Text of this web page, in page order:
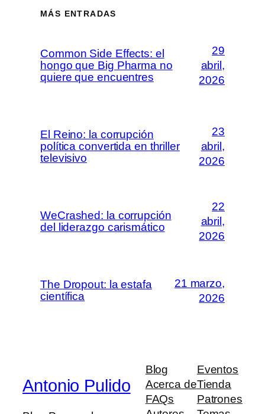
MÁS ENTRADAS
Common Side Effects: el
hongo que Big Pharma no
quiere que encuentres
29
abril,
2026
El Reino: la corrupción
política convertida en thriller
televisivo
23
abril,
2026
WeCrashed: la corrupción
del liderazgo carismático
22
abril,
2026
The Dropout: la estafa
científica
21 marzo,
2026
Antonio Pulido
Blog
Acerca de
FAQs
Eventos
Tienda
Patrones